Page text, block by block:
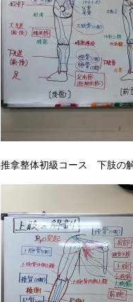
推拿整体初級コース 下肢の